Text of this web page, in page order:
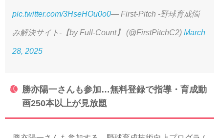
pic.twitter.com/3HseHOu0o0— First-Pitch -野球育成悩
み解決サイト-【by Full-Count】 (@FirstPitchC2) March
28, 2025
勝亦陽一さんも参加…無料登録で指導・育成動
画250本以上が見放題